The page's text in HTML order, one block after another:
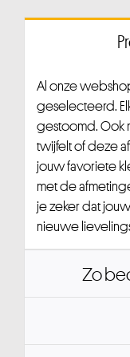
Al onze
geselecteerd.
gestoomd. Ook
twijfelt of deze
jouw favoriete
met de
je zeker dat
nieuwe
Zo